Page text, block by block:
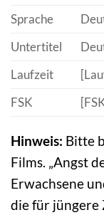
Sprache
Untertitel
Laufzeit
FSK
Hinweis: Bitte
Films. „Angst
Erwachsene
die für jüngere